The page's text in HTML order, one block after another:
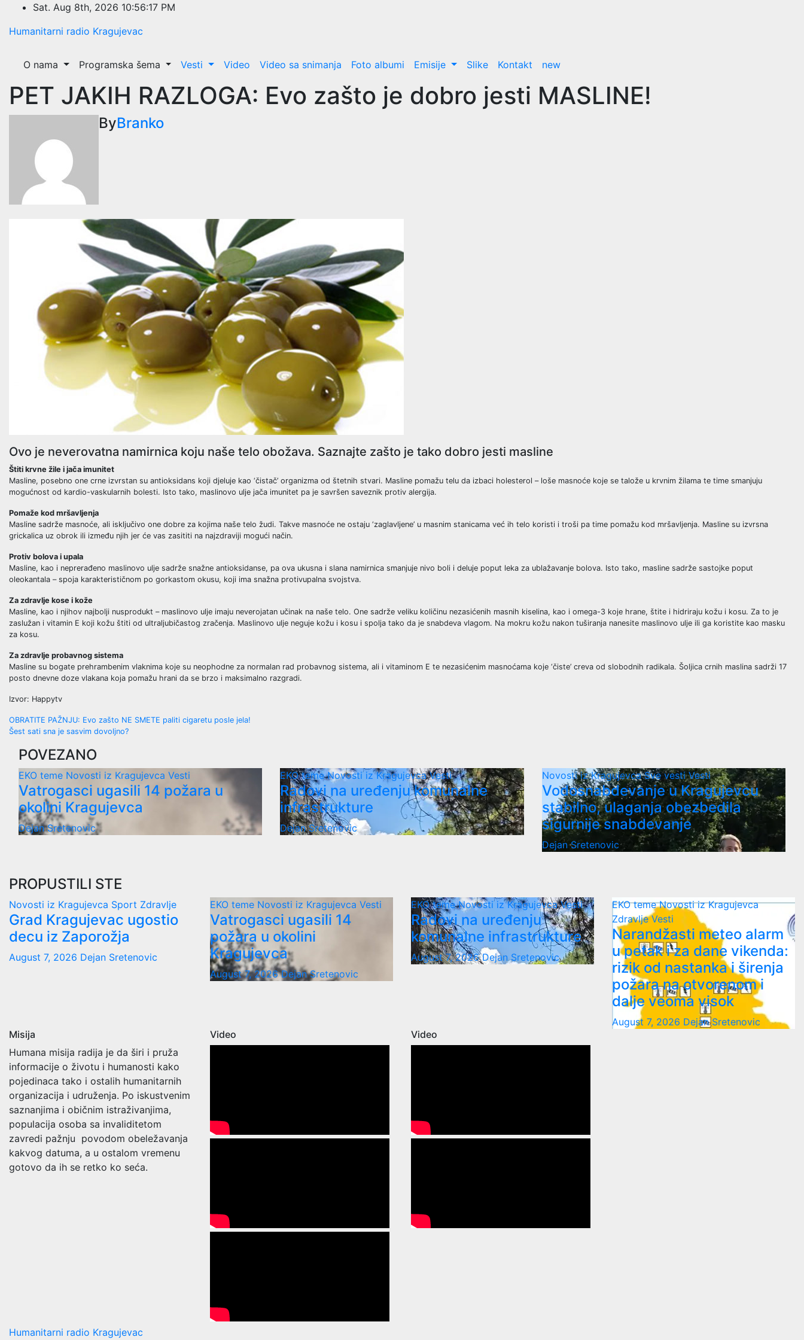
content
Sat. Aug 8th, 2026 10:56:17 PM
Humanitarni radio Kragujevac
O nama Programska šema Vesti Video Video sa snimanja Foto albumi Emisije Slike Kontakt new
PET JAKIH RAZLOGA: Evo zašto je dobro jesti MASLINE!
ByBranko
Ovo je neverovatna namirnica koju naše telo obožava. Saznajte zašto je tako dobro jesti masline
Štiti krvne žile i jača imunitet
Masline, posebno one crne izvrstan su antioksidans koji djeluje kao ‘čistač’ organizma od štetnih stvari. Masline pomažu telu da izbaci holesterol – loše masnoće koje se talože u krvnim žilama te time smanjuju
mogućnost od kardio-vaskularnih bolesti. Isto tako, maslinovo ulje jača imunitet pa je savršen saveznik protiv alergija.
Pomaže kod mršavljenja
Masline sadrže masnoće, ali isključivo one dobre za kojima naše telo žudi. Takve masnoće ne ostaju ‘zaglavljene’ u masnim stanicama već ih telo koristi i troši pa time pomažu kod mršavljenja. Masline su izvrsna
grickalica uz obrok ili između njih jer će vas zasititi na najzdraviji mogući način.
Protiv bolova i upala
Masline, kao i neprerađeno maslinovo ulje sadrže snažne antioksidanse, pa ova ukusna i slana namirnica smanjuje nivo boli i deluje poput leka za ublažavanje bolova. Isto tako, masline sadrže sastojke poput
oleokantala – spoja karakterističnom po gorkastom okusu, koji ima snažna protivupalna svojstva.
Za zdravlje kose i kože
Masline, kao i njihov najbolji nusprodukt – maslinovo ulje imaju neverojatan učinak na naše telo. One sadrže veliku količinu nezasićenih masnih kiselina, kao i omega-3 koje hrane, štite i hidriraju kožu i kosu. Za to je
zaslužan i vitamin E koji kožu štiti od ultraljubičastog zračenja. Maslinovo ulje neguje kožu i kosu i spolja tako da je snabdeva vlagom. Na mokru kožu nakon tuširanja nanesite maslinovo ulje ili ga koristite kao masku
za kosu.
Za zdravlje probavnog sistema
Masline su bogate prehrambenim vlaknima koje su neophodne za normalan rad probavnog sistema, ali i vitaminom E te nezasićenim masnoćama koje ‘čiste’ creva od slobodnih radikala. Šoljica crnih maslina sadrži 17
posto dnevne doze vlakana koja pomažu hrani da se brzo i maksimalno razgradi.
Izvor: Happytv
Post
navigation
OBRATITE PAŽNJU: Evo zašto NE SMETE paliti cigaretu posle jela!
Šest sati sna je sasvim dovoljno?
POVEZANO
EKO teme Novosti iz Kragujevca Vesti
Vatrogasci ugasili 14 požara u
okolini Kragujevca
Dejan Sretenovic
EKO temeNovosti iz KragujevcaVesti
Radovi na uređenju komunalne
infrastrukture
Dejan Sretenovic
Novosti iz KragujevcaSve vestiVesti
Vodosnabdevanje u Kragujevcu
stabilno, ulaganja obezbedila
sigurnije snabdevanje
Dejan Sretenovic
PROPUSTILI STE
Novosti iz Kragujevca Sport Zdravlje
Grad Kragujevac ugostio
decu iz Zaporožja
August 7, 2026 Dejan Sretenovic
EKO teme Novosti iz Kragujevca Vesti
Vatrogasci ugasili 14
požara u okolini
Kragujevca
August 7, 2026Dejan Sretenovic
EKO temeNovosti iz KragujevcaVesti
Radovi na uređenju
komunalne infrastrukture
August 7, 2026Dejan Sretenovic
EKO temeNovosti iz Kragujevca
Zdravlje Vesti
Narandžasti meteo alarm
u petak i za dane vikenda:
rizik od nastanka i širenja
požara na otvorenom i
dalje veoma visok
August 7, 2026 Dejan Sretenovic
Misija
Humana misija radija je da širi i pruža
informacije o životu i humanosti kako
pojedinaca tako i ostalih humanitarnih
organizacija i udruženja. Po iskustvenim
saznanjima i običnim istraživanjima,
populacija osoba sa invaliditetom
zavredi pažnju povodom obeležavanja
kakvog datuma, a u ostalom vremenu
gotovo da ih se retko ko seća.
Video Video
Humanitarni radio Kragujevac